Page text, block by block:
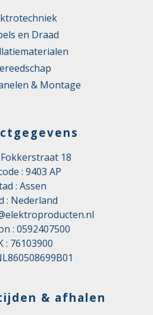
en Draad
& Montage
18
: 9403 AP
: Assen
: Nederland
: 0592407500
: 76103900
& afhalen